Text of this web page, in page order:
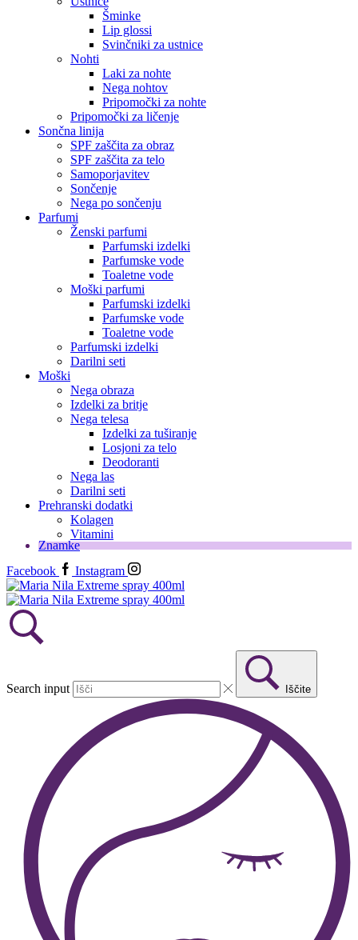
Šminke
Lip glossi
Svinčniki za ustnice
Nohti
Laki za nohte
Nega nohtov
Pripomočki za nohte
Pripomočki za ličenje
Sončna linija
SPF zaščita za obraz
SPF zaščita za telo
Samoporjavitev
Sončenje
Nega po sončenju
Parfumi
Ženski parfumi
Parfumski izdelki
Parfumske vode
Toaletne vode
Moški parfumi
Parfumski izdelki
Parfumske vode
Toaletne vode
Parfumski izdelki
Darilni seti
Moški
Nega obraza
Izdelki za britje
Nega telesa
Izdelki za tuširanje
Losjoni za telo
Deodoranti
Nega las
Darilni seti
Prehranski dodatki
Kolagen
Vitamini
Znamke
Facebook
Instagram
Search input Iščite